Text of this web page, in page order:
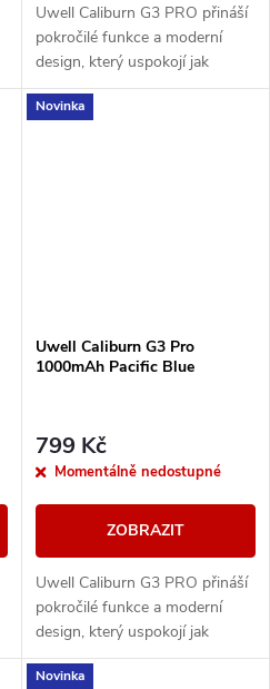
Uwell Caliburn G3 PRO přináší
pokročilé funkce a moderní
design, který uspokojí jak
začátečníky, tak pokročilé
vapery. S barevným LCD
Novinka
Uwell Caliburn G3 Pro
1000mAh Pacific Blue
799 Kč
Momentálně nedostupné
ZOBRAZIT
Uwell Caliburn G3 PRO přináší
pokročilé funkce a moderní
design, který uspokojí jak
začátečníky, tak pokročilé
vapery. S barevným LCD
Novinka